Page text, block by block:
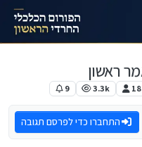
ראשון
18
3.3k
9
התחברו כדי לפרסם תגובה